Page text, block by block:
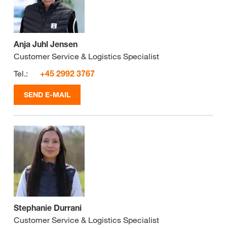
Anja Juhl Jensen
Customer Service & Logistics Specialist
Tel.:
+45 2992 3767
SEND E-MAIL
Stephanie Durrani
Customer Service & Logistics Specialist